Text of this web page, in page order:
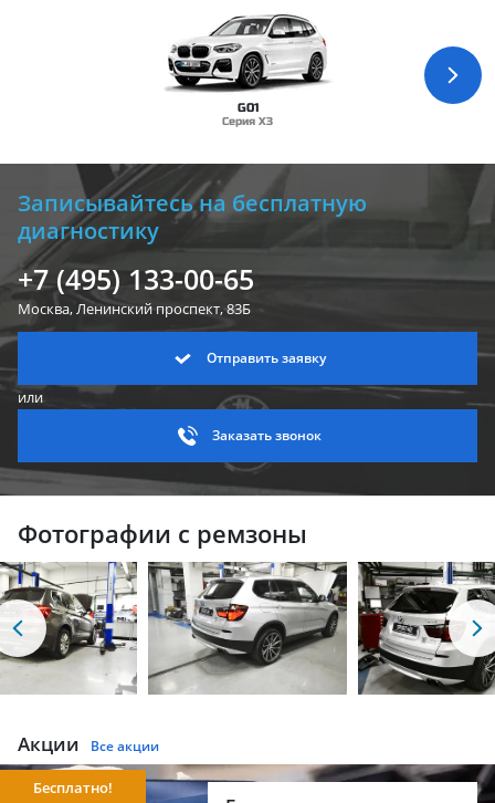
G01
Серия X3
Записывайтесь на бесплатную
диагностику
+7 (495) 133-00-65
Москва, Ленинскийпроспект, 83Б
Отправить заявку
или
Заказать звонок
Фотографии с ремзоны
Акции Все акции
Бесплатно!